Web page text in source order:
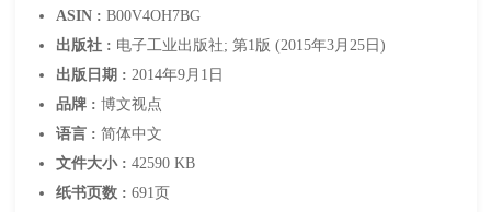
ASIN : B00V4OH7BG
出版社 : 电子工业出版社; 第1版 (2015年3月25日)
出版日期 : 2014年9月1日
品牌 : 博文视点
语言 : 简体中文
文件大小 : 42590 KB
纸书页数 : 691页